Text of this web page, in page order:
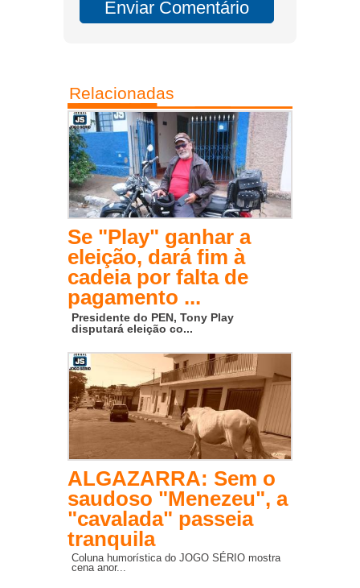
Relacionadas
Se "Play" ganhar a
eleição, dará fim à
cadeia por falta de
pagamento ...
Presidente do PEN, Tony Play
disputará eleição co...
ALGAZARRA: Sem o
saudoso "Menezeu", a
"cavalada" passeia
tranquila
Coluna humorística do JOGO SÉRIO mostra
cena anor...